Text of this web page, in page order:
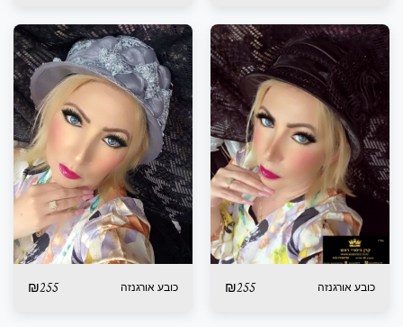
כובע אורגנזה ₪255 כובע אורגנזה ₪255